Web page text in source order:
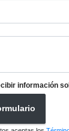
información